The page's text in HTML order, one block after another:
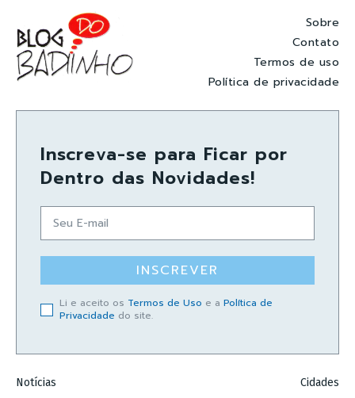
Sobre
Contato
Termos de uso
Política de privacidade
Inscreva-se para Ficar por
Dentro das Novidades!
INSCREVER
Li e aceito os Termos de Uso e a Política de
Privacidade do site.
Notícias Cidades